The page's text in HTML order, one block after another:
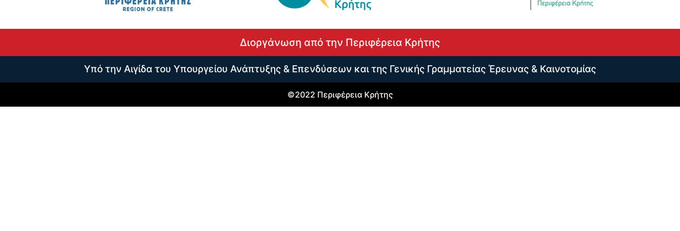
Διοργάνωση από την Περιφέρεια Κρήτης
Υπό την Αιγίδα του Υπουργείου Ανάπτυξης & Επενδύσεων και της Γενικής Γραμματείας Έρευνας & Καινοτομίας
©2022 Περιφέρεια Κρήτης